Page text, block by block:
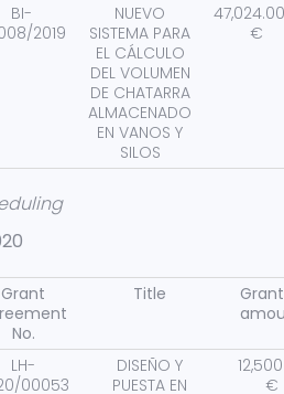
BI-
2019
NUEVO
SISTEMA PARA
EL CÁLCULO
DEL VOLUMEN
DE CHATARRA
ALMACENADO
EN VANOS Y
SILOS
€
Grant
No.
Title
LH-
00053
DISEÑO Y
PUESTA EN
€